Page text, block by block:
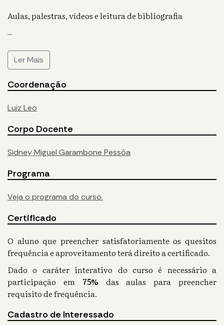
Aulas, palestras, vídeos e leitura de bibliografia
...
Ler Mais
Coordenação
Luiz Leo
Corpo Docente
Sidney Miguel Garambone Pessôa
Programa
Veja o programa do curso.
Certificado
O aluno que preencher satisfatoriamente os quesitos
frequência e aproveitamento terá direito a certificado.
Dado o caráter interativo do curso é necessário a
participação em 75% das aulas para preencher
requisito de frequência.
Cadastro de Interessado